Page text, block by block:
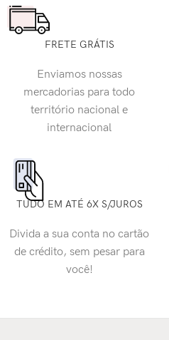
FRETE GRÁTIS
Enviamos nossas
mercadorias para todo
território nacional e
internacional
TUDO EM ATÉ 6X S/JUROS
Divida a sua conta no cartão
de crédito, sem pesar para
você!